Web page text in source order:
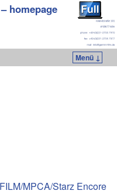
homepage
Menü ↓
MPCA/Starz Encore